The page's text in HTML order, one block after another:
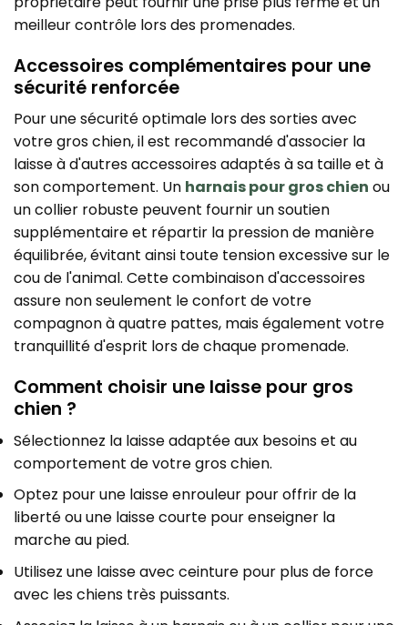
meilleur contrôle lors des promenades.
Accessoires complémentaires pour une
sécurité renforcée
Pour une sécurité optimale lors des sorties avec
votre gros chien, il est recommandé d'associer la
laisse à d'autres accessoires adaptés à sa taille et à
son comportement. Un harnais pour gros chien ou
un collier robuste peuvent fournir un soutien
supplémentaire et répartir la pression de manière
équilibrée, évitant ainsi toute tension excessive sur le
cou de l'animal. Cette combinaison d'accessoires
assure non seulement le confort de votre
compagnon à quatre pattes, mais également votre
tranquillité d'esprit lors de chaque promenade.
Comment choisir une laisse pour gros
chien ?
Sélectionnez la laisse adaptée aux besoins et au
comportement de votre gros chien.
Optez pour une laisse enrouleur pour offrir de la
liberté ou une laisse courte pour enseigner la
marche au pied.
Utilisez une laisse avec ceinture pour plus de force
avec les chiens très puissants.